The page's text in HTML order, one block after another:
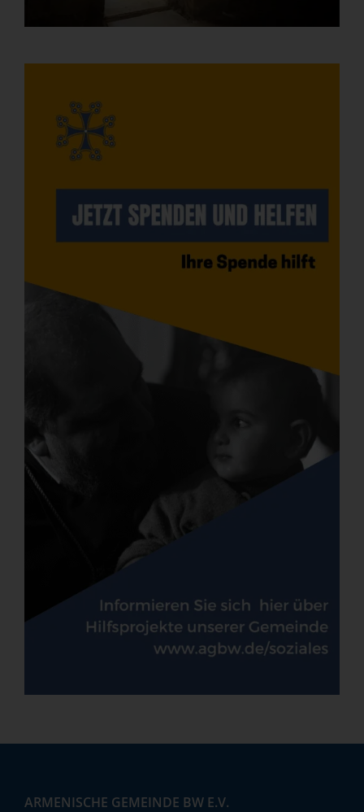
ARMENISCHE GEMEINDE BW E.V.